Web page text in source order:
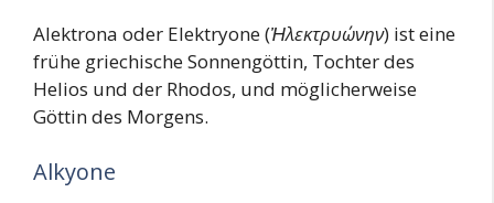
Alektrona oder Elektryone (Ἠλεκτρυώνην) ist eine
frühe griechische Sonnengöttin, Tochter des
Helios und der Rhodos, und möglicherweise
Göttin des Morgens.
Alkyone